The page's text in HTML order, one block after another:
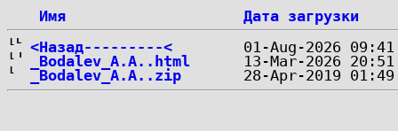
Имя
Дата загрузки
<Назад---------<
_Bodalev_A.A..html
_Bodalev_A.A..zip